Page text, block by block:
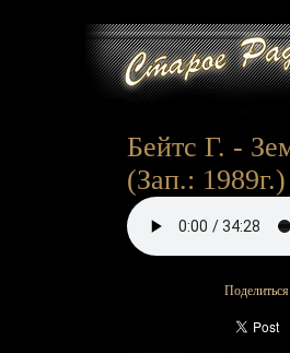
Бейтс Г. -
(Зап.: 1989г.)